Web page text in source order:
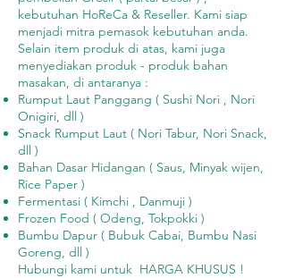
kebutuhan HoReCa & Reseller. Kami siap
menjadi mitra pemasok kebutuhan anda.
Selain item produk di atas, kami juga
menyediakan produk - produk bahan
masakan, di antaranya :
Rumput Laut Panggang ( Sushi Nori , Nori
Onigiri, dll )
Snack Rumput Laut ( Nori Tabur, Nori Snack,
dll )
Bahan Dasar Hidangan ( Saus, Minyak wijen,
Rice Paper )
Fermentasi ( Kimchi , Danmuji )
Frozen Food ( Odeng, Tokpokki )
Bumbu Dapur ( Bubuk Cabai, Bumbu Nasi
Goreng, dll )
Hubungi kami untuk HARGA KHUSUS !